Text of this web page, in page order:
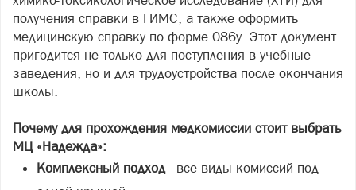
получения справки в ГИМС, а также оформить
медицинскую справку по форме 086у. Этот документ
пригодится не только для поступления в учебные
заведения, но и для трудоустройства после окончания
школы.
Почему для прохождения медкомиссии стоит выбрать
МЦ «Надежда»:
Комплексный подход- все виды комиссий под